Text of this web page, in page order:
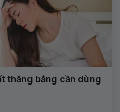
thăng bằng cần dùng